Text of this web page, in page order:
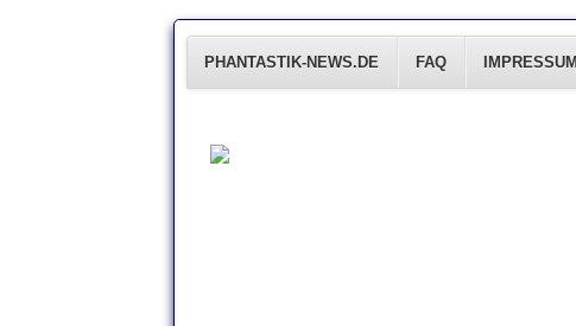
PHANTASTIK-NEWS.DE FAQ IMPRESSUM